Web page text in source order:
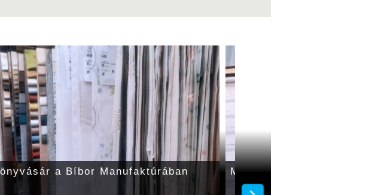
a Bíbor Manufaktúrában Minőségi függönyök